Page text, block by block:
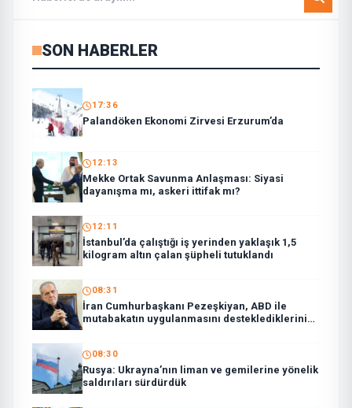
SON HABERLER
17:36
Palandöken Ekonomi Zirvesi Erzurum’da
12:13
Mekke Ortak Savunma Anlaşması: Siyasi
dayanışma mı, askeri ittifak mı?
12:11
İstanbul’da çalıştığı iş yerinden yaklaşık 1,5
kilogram altın çalan şüpheli tutuklandı
08:31
İran Cumhurbaşkanı Pezeşkiyan, ABD ile
mutabakatın uygulanmasını desteklediklerini
08:30
Rusya: Ukrayna’nın liman ve gemilerine yönelik
saldırıları sürdürdük